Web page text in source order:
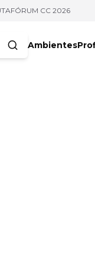
FÓRUM CC 2026
Ambientes